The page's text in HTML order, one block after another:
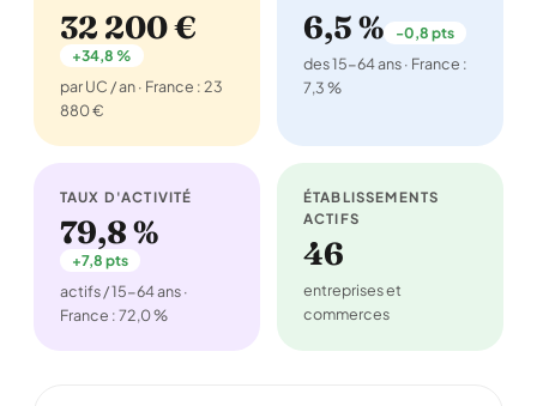
32 200 €
+34,8 %
par UC / an · France : 23
880 €
6,5 % -0,8 pts
des 15-64 ans · France :
7,3 %
TAUX D'ACTIVITÉ
79,8 %
+7,8 pts
actifs / 15-64 ans ·
France : 72,0 %
ÉTABLISSEMENTS
ACTIFS
46
entreprises et
commerces